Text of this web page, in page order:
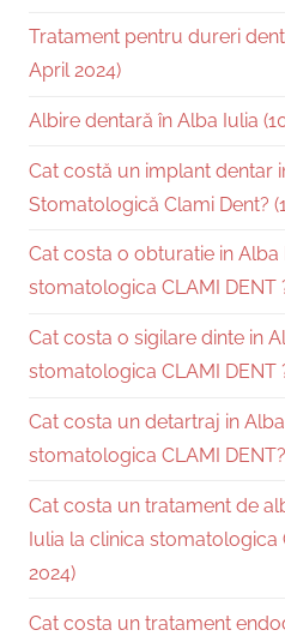
Tratament pentru dureri
April 2024)
Albire dentară în Alba Iulia
Cat costă un implant dentar
Stomatologică Clami Dent?
Cat costa o obturatie in Alba
stomatologica CLAMI DENT
Cat costa o sigilare dinte in
stomatologica CLAMI DENT
Cat costa un detartraj in
stomatologica CLAMI
Cat costa un tratament de
Iulia la clinica stomatologica
2024)
Cat costa un tratament